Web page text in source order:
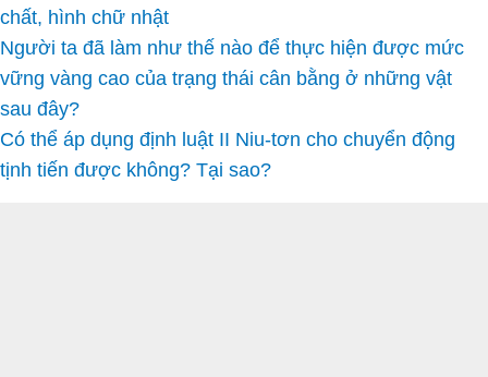
chất, hình chữ nhật
Người ta đã làm như thế nào để thực hiện được mức
vững vàng cao của trạng thái cân bằng ở những vật
sau đây?
Có thể áp dụng định luật II Niu-tơn cho chuyển động
tịnh tiến được không? Tại sao?